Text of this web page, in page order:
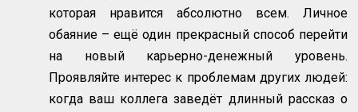
которая нравится абсолютно всем. Личное
обаяние – ещё один прекрасный способ перейти
на новый карьерно-денежный уровень.
Проявляйте интерес к проблемам других людей:
когда ваш коллега заведёт длинный рассказ о